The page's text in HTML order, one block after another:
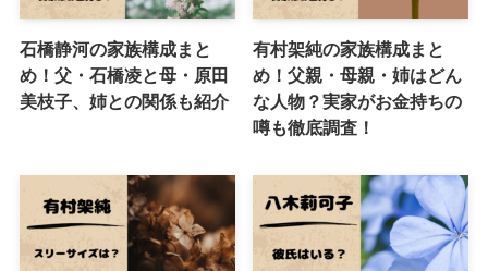
石橋静河の家族構成まと
め！父・石橋凌と母・原田
美枝子、姉との関係も紹介
有村架純の家族構成まと
め！父親・母親・姉はどん
な人物？実家がお金持ちの
噂も徹底調査！